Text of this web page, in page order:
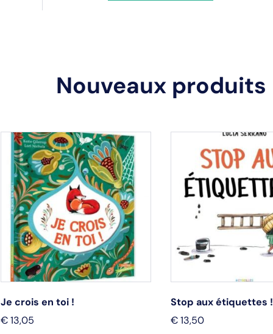
Nouveaux produits
Je crois en toi !
€ 13,05
Stop aux étiquettes !
€ 13,50